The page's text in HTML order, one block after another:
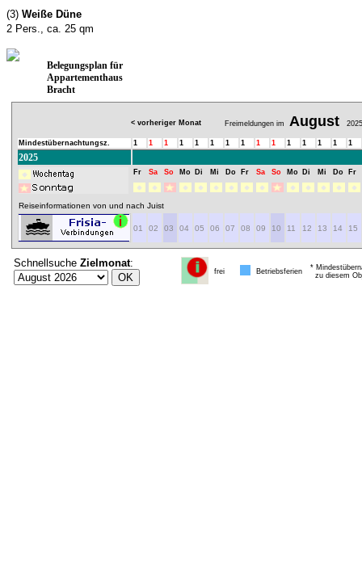
(3) Weiße Düne
2 Pers., ca. 25 qm
Belegungsplan für
Appartementhaus
Bracht
< vorheriger Monat Freimeldungen im August 2025
Mindestübernachtungsz. 1 1 1 1 1 1 1 1 1 1 1 1 1 1 1
2025
Fr Sa So Mo Di Mi Do Fr Sa So Mo Di Mi Do Fr
Reiseinformationen von und nach Juist
01 02 03 04 05 06 07 08 09 10 11 12 13 14 15
Schnellsuche Zielmonat:
frei Betriebsferien
*
zu diesem